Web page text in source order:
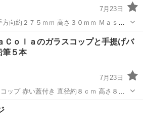
7月23日
２７５ｍｍ 高さ３０ｍｍ Ｍａｓｃ
遅くなる事が予想されます。ご了承下さ
Ｃｏｌａのガラスコップと手提げバ
筆５本
7月23日
ップ 赤い蓋付き 直径約８ｃｍ 高さ８．
無し） 未使用 手提げバッグ 未
０ｃｍ 幅約８ｃｍ 写真で判...
崎駅